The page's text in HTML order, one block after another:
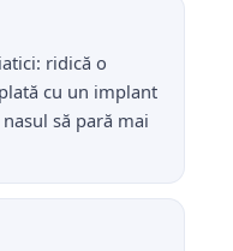
ridică o
cu un implant
să pară mai